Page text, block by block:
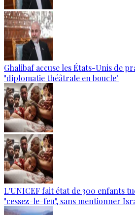
Ghalibaf accuse les États-Unis de
"diplomatie théâtrale en boucle"
L'UNICEF fait état de 300 enfants
"cessez-le-feu", sans mentionner